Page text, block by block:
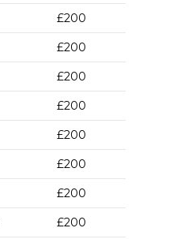
£200
£200
£200
£200
£200
£200
£200
£200